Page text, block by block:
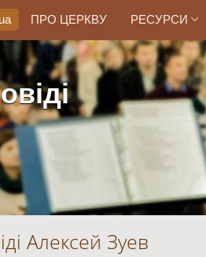
ПРО ЦЕРКВУ РЕСУРСИ
Алексей Зуев